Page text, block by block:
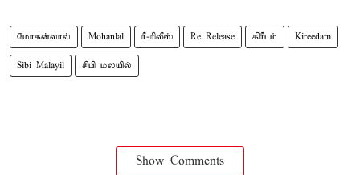
மோகன்லால் Mohanlal ரீ-ரிலீஸ் Re Release கிரீடம் Kireedam
Sibi Malayil சிபி மலயில்
Show Comments